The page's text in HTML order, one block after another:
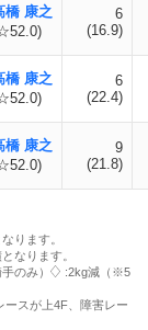
橋 康之
6
(16.9)
橋 康之
6
(22.4)
橋 康之
9
(21.8)
ります。
なります。
のみ）
:2kg減（※5
スが上4F、障害レー